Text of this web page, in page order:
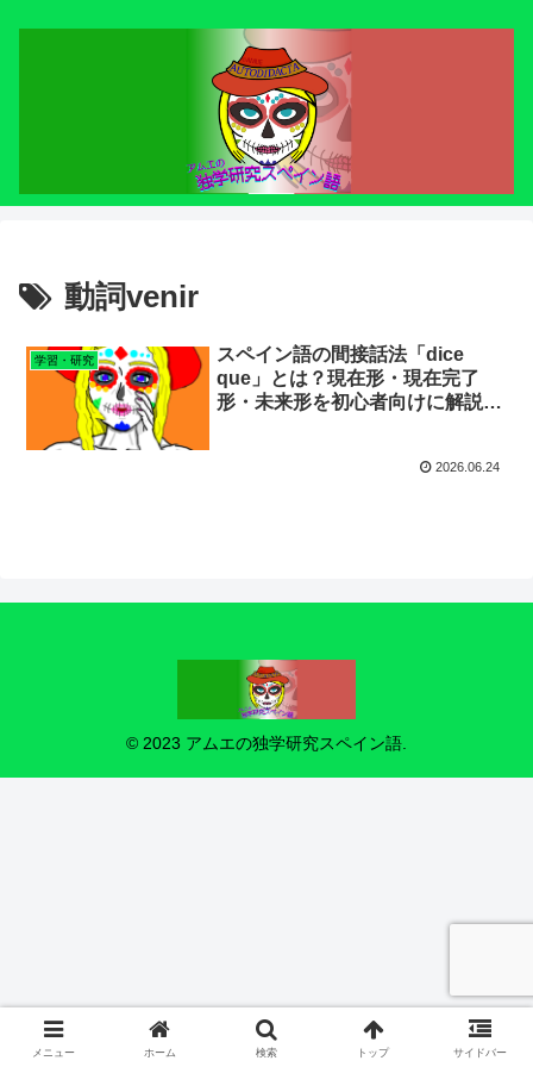
動詞venir
学習・研究
スペイン語の間接話法「dice
que」とは？現在形・現在完了
形・未来形を初心者向けに解説！
2026.06.24
© 2023 アムエの独学研究スペイン語.
メニュー ホーム 検索 トップ サイドバー